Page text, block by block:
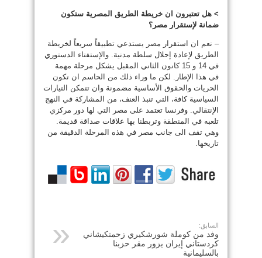
> هل تعتبرون ان خريطة الطريق المصرية ستكون
ضمانة لإستقرار مصر؟
– نعم ان استقرار مصر يستدعي تطبيقاً سريعاً لخريطة
الطريق لإعادة إحلال سلطة مدنية. والإستفتاء الدستوري
في 14 و 15 كانون الثاني المقبل يشكل مرحلة مهمة
في هذا الإطار. لكن ما وراء ذلك من الحاسم ان تكون
الحريات والحقوق الأساسية مضمونة وان تتمكن التيارات
السياسية كافة، التي تنبذ العنف، من المشاركة في النهج
الإنتقالي. وفرنسا تعتمد على مصر التي لها دور مركزي
تلعبه في المنطقة وتربطنا بها علاقات صداقة قديمة.
وهي تقف الى جانب مصر في هذه المرحلة الدقيقة من
تاريخها.
السابق:
وفد من كوملة شورشكيري زحمتكيشاني
كردستاني إيران يزور مقر حزبنا
بالسليمانية